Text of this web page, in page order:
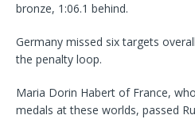
bronze, 1:06.1 behind.
Germany missed six targets
the penalty loop.
Maria Dorin Habert of France,
medals at these worlds, passed